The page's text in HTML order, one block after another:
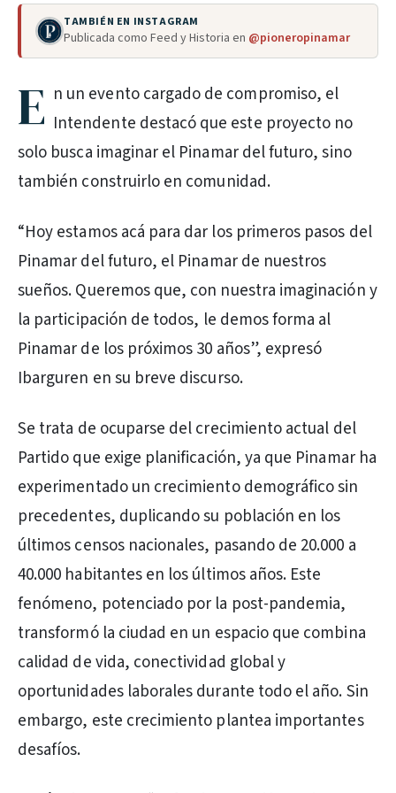
TAMBIÉN EN INSTAGRAM
Publicada como Feed y Historia en @pioneropinamar
E n un evento cargado de compromiso, el
Intendente destacó que este proyecto no
solo busca imaginar el Pinamar del futuro, sino
también construirlo en comunidad.
“Hoy estamos acá para dar los primeros pasos del
Pinamar del futuro, el Pinamar de nuestros
sueños. Queremos que, con nuestra imaginación y
la participación de todos, le demos forma al
Pinamar de los próximos 30 años”, expresó
Ibarguren en su breve discurso.
Se trata de ocuparse del crecimiento actual del
Partido que exige planificación, ya que Pinamar ha
experimentado un crecimiento demográfico sin
precedentes, duplicando su población en los
últimos censos nacionales, pasando de 20.000 a
40.000 habitantes en los últimos años. Este
fenómeno, potenciado por la post-pandemia,
transformó la ciudad en un espacio que combina
calidad de vida, conectividad global y
oportunidades laborales durante todo el año. Sin
embargo, este crecimiento plantea importantes
desafíos.